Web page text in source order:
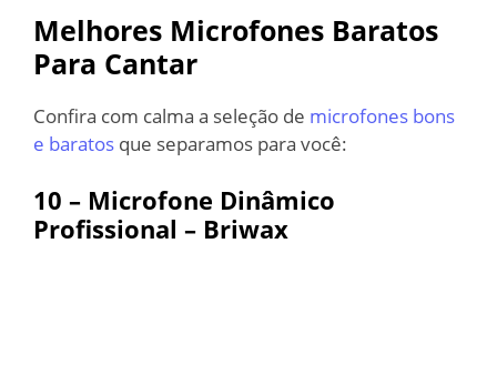
Melhores Microfones Baratos
Para Cantar
Confira com calma a seleção de microfones bons
e baratos que separamos para você:
10 – Microfone Dinâmico
Profissional – Briwax